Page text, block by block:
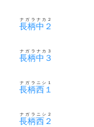
長柄中２
ナガラナカ２
長柄中３
ナガラナカ３
長柄西１
ナガラニシ１
長柄西２
ナガラニシ２